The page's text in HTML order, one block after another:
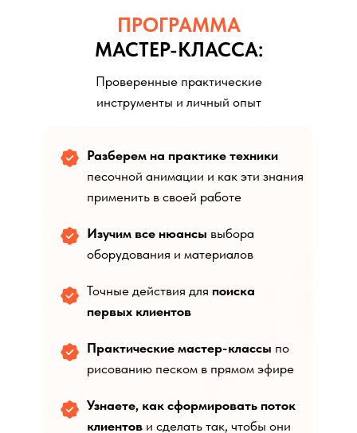
Проверенные практические
инструменты и личный опыт
Разберем на практике техники
песочной анимации и как эти знания
применить в своей работе
Изучим все нюансы выбора
оборудования и материалов
Практические мастер-классы по
рисованию песком в прямом эфире
Точные действия для поиска
первых клиентов
Узнаете, как сформировать поток
клиентов и сделать так, чтобы они
ПРОГРАММА
МАСТЕР-КЛАССА: